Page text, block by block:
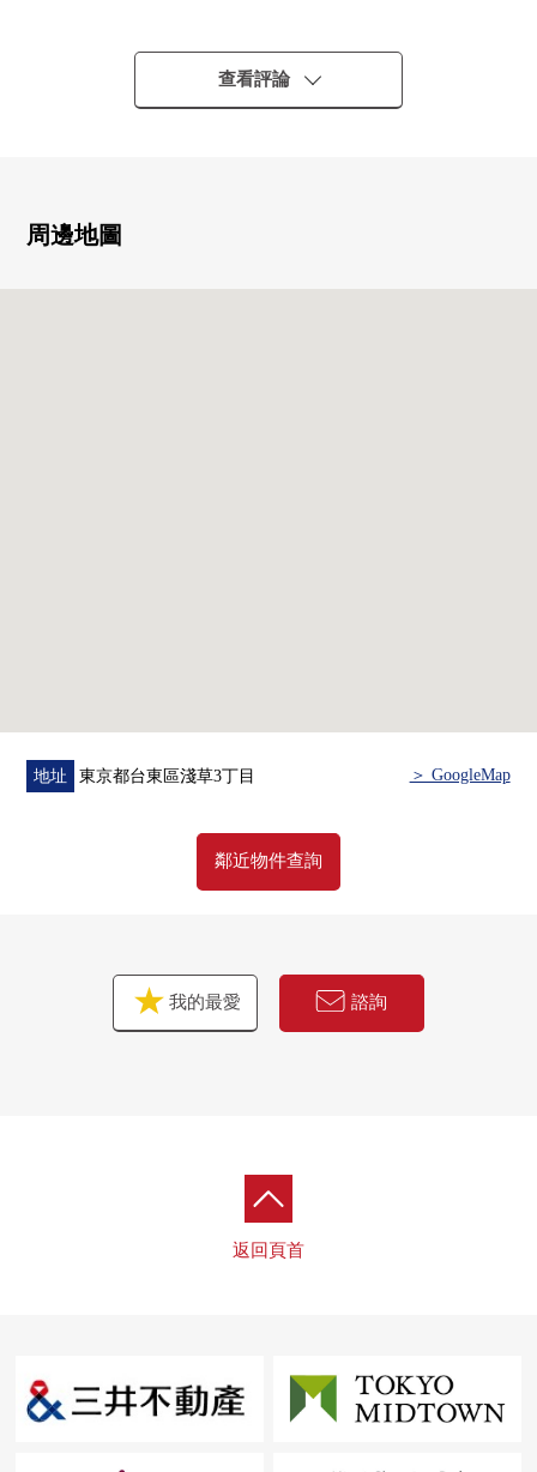
・築波快車"淺草"車站步行10分鐘
▼Mansion的特徴
・宅配保管櫃有
・區立櫻橋中學約1100m(步行14分鐘)
■ 在找想要的家方面給予幫助的━━━━━・・・
查看評論
周邊地圖
地址 東京都台東區淺草3丁目 ＞ GoogleMap
鄰近物件查詢
我的最愛 諮詢
返回頁首